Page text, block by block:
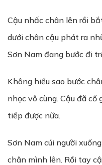
Cậu nhấc chân lên rồi
dưới chân cậu phát ra
Sơn Nam đang bước đi
Không hiểu sao bước
nhọc vô cùng. Cậu đã
tiếp được nữa.
Sơn Nam cúi người
chân mình lên. Rồi tay